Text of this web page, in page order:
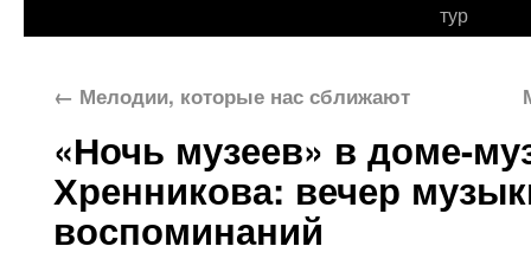
тур
← Мелодии, которые нас сближают
«Ночь музеев» в доме-
Хренникова: вечер
воспоминаний